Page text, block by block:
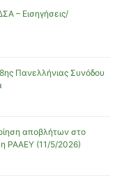
– Εισηγήσεις/
Πανελλήνιας Συνόδου
αποβλήτων στο
ΡΑΑΕΥ (11/5/2026)